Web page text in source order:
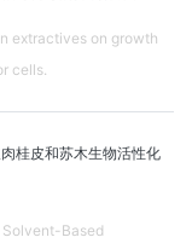
extractives on growth
cells.
桂皮和苏木生物活性化
Based